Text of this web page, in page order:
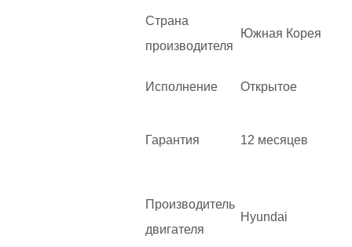
Страна
производителя
Южная Корея
Исполнение Открытое
Гарантия 12 месяцев
Производитель
двигателя
Hyundai